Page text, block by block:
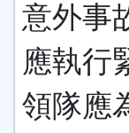
意外事
應執行
領隊應